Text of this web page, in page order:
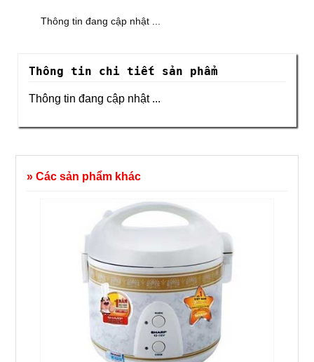
Thông tin đang cập nhật ...
Thông tin chi tiết sản phẩm
Thông tin đang cập nhật ...
» Các sản phẩm khác